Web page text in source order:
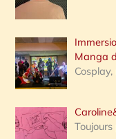
:
Manga